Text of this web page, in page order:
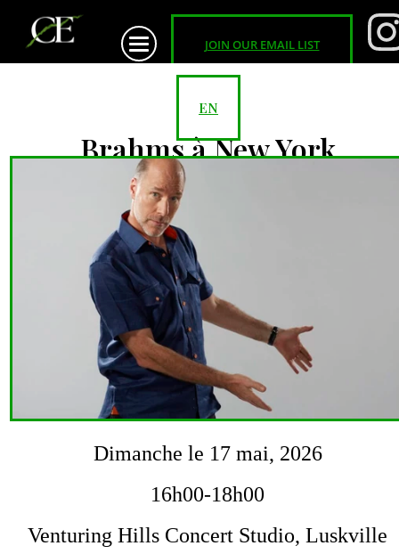
JOIN OUR EMAIL LIST
Brahms à New York
Dimanche le 17 mai, 2026
16h00-18h00
Venturing Hills Concert Studio, Luskville
EN